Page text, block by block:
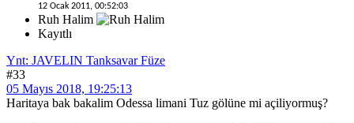
12 Ocak 2011, 00:52:03
Ruh Halim
Kayıtlı
Ynt: JAVELIN Tanksavar Füze
#33
05 Mayıs 2018, 19:25:13
Haritaya bak bakalim Odessa limani Tuz gölüne mi açiliyormuş?